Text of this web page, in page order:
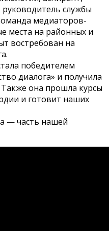
службы
медиаторов-
места на районных и
востребован на
победителем
диалога» и получила
она прошла курсы
и готовит наших
— часть нашей